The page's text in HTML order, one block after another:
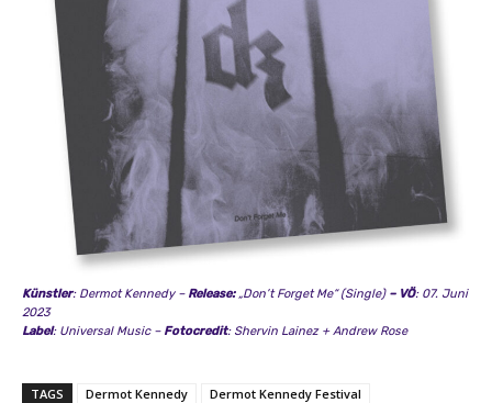
Künstler: Dermot Kennedy – Release:„Don’t Forget Me“ (Single)– VÖ: 07. Juni
2023
Label: Universal Music – Fotocredit: Shervin Lainez + Andrew Rose
TAGS Dermot Kennedy Dermot Kennedy Festival